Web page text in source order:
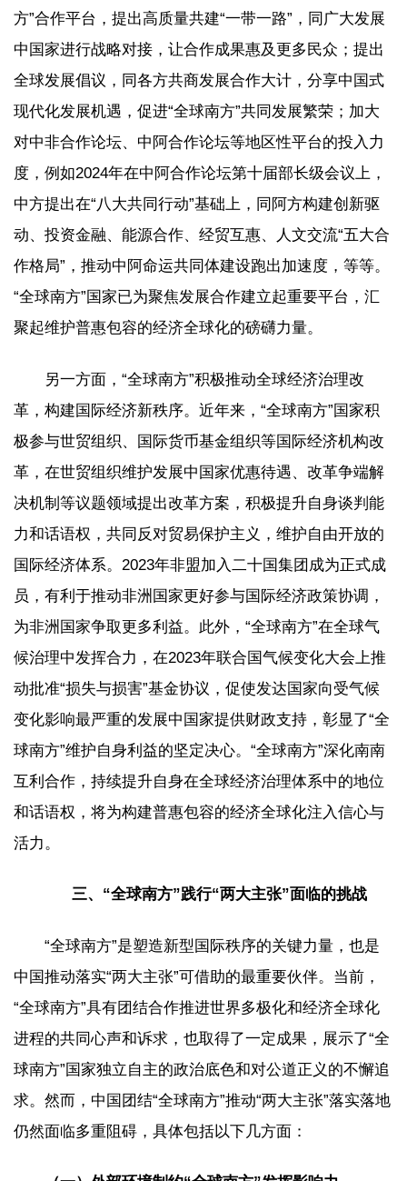
方”合作平台，提出高质量共建“一带一路”，同广大发展
中国家进行战略对接，让合作成果惠及更多民众；提出
全球发展倡议，同各方共商发展合作大计，分享中国式
现代化发展机遇，促进“全球南方”共同发展繁荣；加大
对中非合作论坛、中阿合作论坛等地区性平台的投入力
度，例如2024年在中阿合作论坛第十届部长级会议上，
中方提出在“八大共同行动”基础上，同阿方构建创新驱
动、投资金融、能源合作、经贸互惠、人文交流“五大合
作格局”，推动中阿命运共同体建设跑出加速度，等等。
“全球南方”国家已为聚焦发展合作建立起重要平台，汇
聚起维护普惠包容的经济全球化的磅礴力量。
另一方面，“全球南方”积极推动全球经济治理改
革，构建国际经济新秩序。近年来，“全球南方”国家积
极参与世贸组织、国际货币基金组织等国际经济机构改
革，在世贸组织维护发展中国家优惠待遇、改革争端解
决机制等议题领域提出改革方案，积极提升自身谈判能
力和话语权，共同反对贸易保护主义，维护自由开放的
国际经济体系。2023年非盟加入二十国集团成为正式成
员，有利于推动非洲国家更好参与国际经济政策协调，
为非洲国家争取更多利益。此外，“全球南方”在全球气
候治理中发挥合力，在2023年联合国气候变化大会上推
动批准“损失与损害”基金协议，促使发达国家向受气候
变化影响最严重的发展中国家提供财政支持，彰显了“全
球南方”维护自身利益的坚定决心。“全球南方”深化南南
互利合作，持续提升自身在全球经济治理体系中的地位
和话语权，将为构建普惠包容的经济全球化注入信心与
活力。
三、“全球南方”践行“两大主张”面临的挑战
“全球南方”是塑造新型国际秩序的关键力量，也是
中国推动落实“两大主张”可借助的最重要伙伴。当前，
“全球南方”具有团结合作推进世界多极化和经济全球化
进程的共同心声和诉求，也取得了一定成果，展示了“全
球南方”国家独立自主的政治底色和对公道正义的不懈追
求。然而，中国团结“全球南方”推动“两大主张”落实落地
仍然面临多重阻碍，具体包括以下几方面：